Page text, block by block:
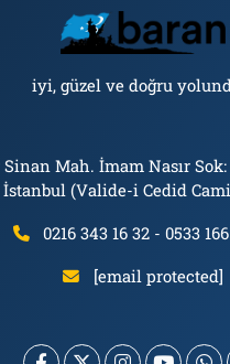
iyi, güzel ve doğru
Mah. İmam Nasır
İstanbul (Valide-i Cedid
0216 343 16 32 - 0533
[email protected]